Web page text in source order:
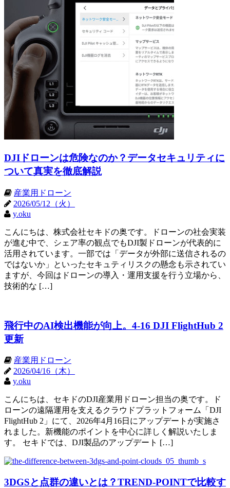
DJIドローンは危険なのか？データセキュリティに
ついて真実を徹底解説
産業用ドローン
2026/05/12（火）
y.oku
こんにちは、株式会社セキドの奥です。ドローンの社会実装
が進む中で、シェア率の観点でもDJI製ドローンが代表的に
活用されています。一部では「データが外部に送信されるの
ではないか」といったセキュティリスクの懸念も示されてい
ますが、今回はドローンの導入・運用支援を行う立場から、
技術的な […]
飛行中のAI検出機能が向上。4-16 DJI FlightHub 2
更新
産業用ドローン
2026/04/16（木）
y.oku
こんにちは、セキドのDJI産業用ドローン担当の奥です。ド
ローンの遠隔運用を支えるクラウドプラットフォーム「DJI
FlightHub 2」にて、2026年4月16日にアップデートが実施さ
れました。新機能のポイントを中心に詳しく解説いたしま
す。 セキドでは、DJI製品のアップデート […]
3DGSと点群の違いとは？TREND-POINTで比較す